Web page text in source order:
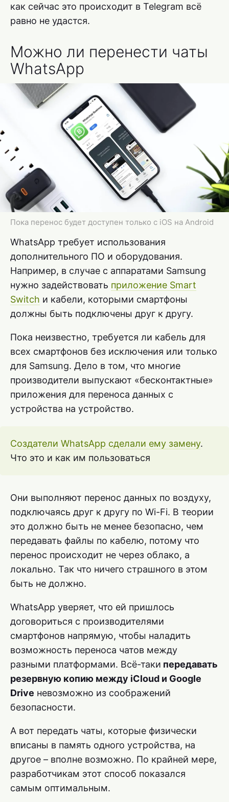
как сейчас это происходит в Telegram всё
равно не удастся.
Можно ли перенести чаты
WhatsApp
Пока перенос будет доступен только с iOS на Android
WhatsApp требует использования
дополнительного ПО и оборудования.
Например, в случае с аппаратами Samsung
нужно задействовать приложение Smart
Switch и кабели, которыми смартфоны
должны быть подключены друг к другу.
Пока неизвестно, требуется ли кабель для
всех смартфонов без исключения или только
для Samsung. Дело в том, что многие
производители выпускают «бесконтактные»
приложения для переноса данных с
устройства на устройство.
Создатели WhatsApp сделали ему замену.
Что это и как им пользоваться
Они выполняют перенос данных по воздуху,
подключаясь друг к другу по Wi-Fi. В теории
это должно быть не менее безопасно, чем
передавать файлы по кабелю, потому что
перенос происходит не через облако, а
локально. Так что ничего страшного в этом
быть не должно.
WhatsApp уверяет, что ей пришлось
договориться с производителями
смартфонов напрямую, чтобы наладить
возможность переноса чатов между
разными платформами. Всё-таки передавать
резервную копию между iCloud и Google
Drive невозможно из соображений
безопасности.
А вот передать чаты, которые физически
вписаны в память одного устройства, на
другое – вполне возможно. По крайней мере,
разработчикам этот способ показался
самым оптимальным.